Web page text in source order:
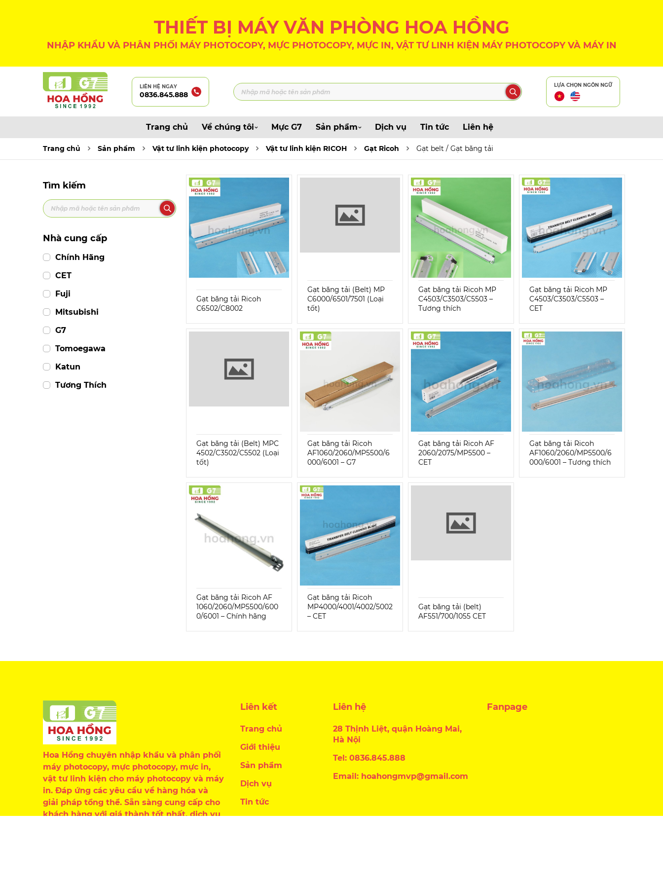
THIẾT BỊ MÁY VĂN PHÒNG HOA HỒNG
NHẬP KHẨU VÀ PHÂN PHỐI MÁY PHOTOCOPY, MỰC PHOTOCOPY, MỰC IN, VẬT TƯ LINH KIỆN MÁY PHOTOCOPY VÀ MÁY IN
LIÊN HỆ NGAY
0836.845.888
LỰA CHỌN NGÔN NGỮ
Trang chủ Về chúng tôi Mực G7 Sản phẩm Dịch vụ Tin tức Liên hệ
Trang chủ Sản phẩm Vật tư linh kiện photocopy Vật tư linh kiện RICOH Gạt Ricoh Gạt belt / Gạt băng tải
Tìm kiếm
Nhà cung cấp
Chính Hãng
CET
Fuji
Mitsubishi
G7
Tomoegawa
Katun
Tương Thích
Gạt băng tải Ricoh
C6502/C8002
Gạt băng tải (Belt) MP
C6000/6501/7501 (Loại
tốt)
Gạt băng tải Ricoh MP
C4503/C3503/C5503 –
Tương thích
Gạt băng tải Ricoh MP
C4503/C3503/C5503 –
CET
Gạt băng tải (Belt) MPC
4502/C3502/C5502 (Loại
tốt)
Gạt băng tải Ricoh
AF1060/2060/MP5500/6
000/6001 – G7
Gạt băng tải Ricoh AF
2060/2075/MP5500 –
CET
Gạt băng tải Ricoh
AF1060/2060/MP5500/6
000/6001 – Tương thích
Gạt băng tải Ricoh AF
1060/2060/MP5500/600
0/6001 – Chính hãng
Gạt băng tải Ricoh
MP4000/4001/4002/5002
– CET
Gạt băng tải (belt)
AF551/700/1055 CET
Hoa Hồng chuyên nhập khẩu và phân phối
máy photocopy, mực photocopy, mực in,
vật tư linh kiện cho máy photocopy và máy
in. Đáp ứng các yêu cầu về hàng hóa và
giải pháp tổng thể. Sẵn sàng cung cấp cho
khách hàng với giá thành tốt nhất, dịch vụ
Liên kết
Trang chủ
Giới thiệu
Sản phẩm
Dịch vụ
Tin tức
Liên hệ
28 Thịnh Liệt, quận Hoàng Mai,
Hà Nội
Tel: 0836.845.888
Email: hoahongmvp@gmail.com
Fanpage